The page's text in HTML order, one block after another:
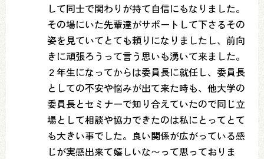
して同士で関わりが持て自信にもなりました。
その場にいた先輩達がサポートして下さるその
姿を見ていてとても頼りになりましたし、前向
きに頑張ろうって言う思いも湧いて来ました。
２年生になってからは委員長に就任し、委員長
としての不安や悩みが出て来た時も、他大学の
委員長とセミナーで知り合えていたので同じ立
場として相談や協力できたのは私にとってとて
も大きい事でした。良い関係が広がっている感
じが実感出来て嬉しいな〜って思っておりま